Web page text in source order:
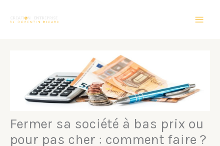
Fermer sa société à bas prix ou
pour pas cher : comment faire ?